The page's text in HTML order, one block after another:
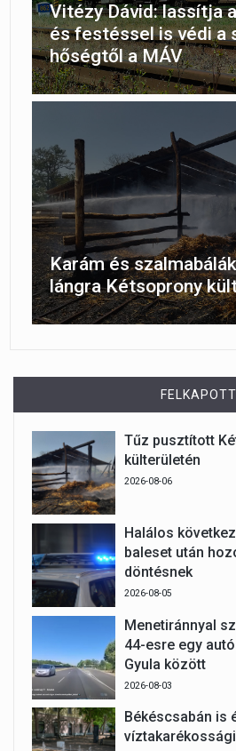
Vitézy Dávid: lassítja
és festéssel is védi a
hőségtől a MÁV
Karám és
lángra Kétsoprony
FELKAPOTT
Tűz pusztított
külterületén
2026-08-06
Halálos
baleset után
döntésnek
2026-08-05
Menetiránnyal
44-esre egy
Gyula között
2026-08-03
Békéscsabán is